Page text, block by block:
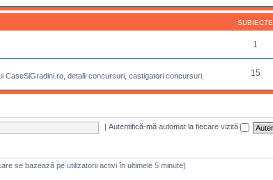
SUBIECTE
1
detalii concursuri, castigatori concursuri,
15
|Autentifică-mă automat la fiecare vizită
se bazează pe utilizatorii activi în ultimele 5 minute)